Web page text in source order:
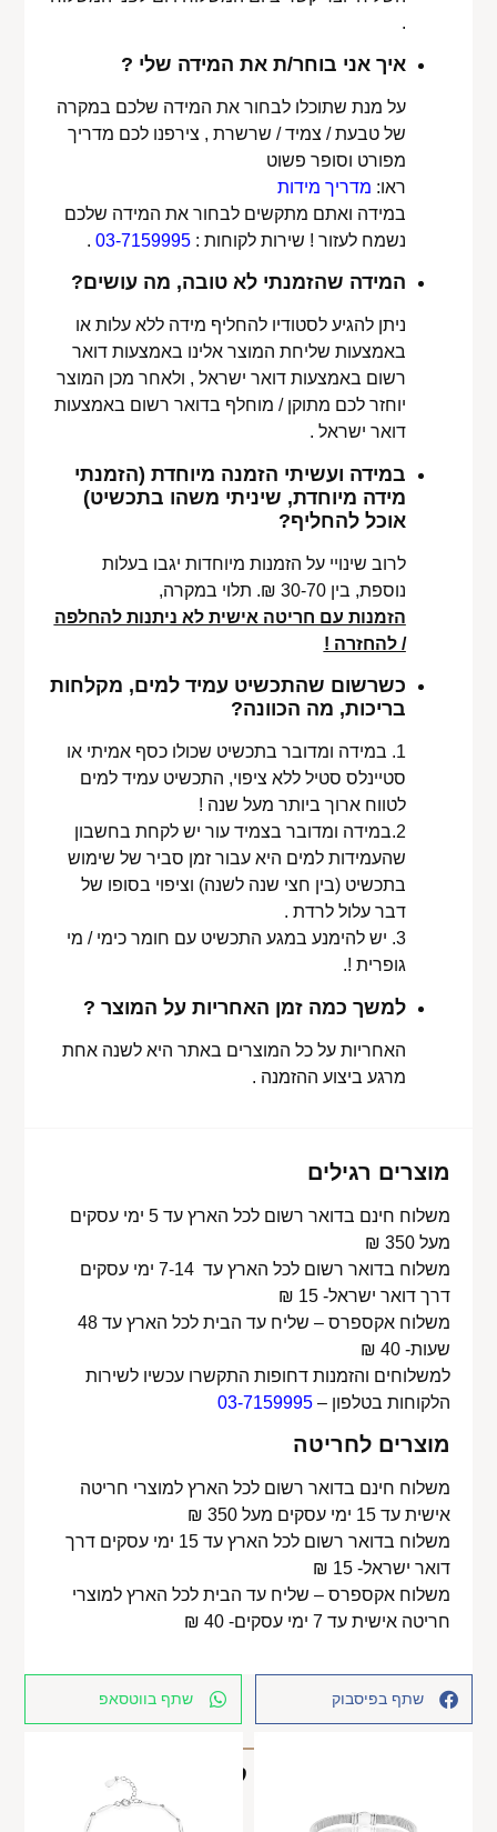
.
איך אני בוחר/ת את המידה שלי ?
על מנת שתוכלו לבחור את המידה שלכם במקרה
של טבעת / צמיד / שרשרת , צירפנו לכם מדריך
מפורט וסופר פשוט
ראו: מדריך מידות
במידה ואתם מתקשים לבחור את המידה שלכם
נשמח לעזור ! שירות לקוחות :03-7159995
.
המידה שהזמנתי לא טובה, מה עושים?
ניתן להגיע לסטודיו להחליף מידה ללא עלות או
באמצעות שליחת המוצר אלינו באמצעות דואר
רשום באמצעות דואר ישראל , ולאחר מכן המוצר
יוחזר לכם מתוקן / מוחלף בדואר רשום באמצעות
דואר ישראל .
במידה ועשיתי הזמנה מיוחדת (הזמנתי
מידה מיוחדת, שיניתי משהו בתכשיט)
אוכל להחליף?
לרוב שינויי על הזמנות מיוחדות יגבו בעלות
נוספת, בין 30-70 ₪. תלוי במקרה,
הזמנות עם חריטה אישית לא ניתנות להחלפה
/ להחזרה !
כשרשום שהתכשיט עמיד למים, מקלחות
בריכות, מה הכוונה?
1. במידה ומדובר בתכשיט שכולו כסף אמיתי או
סטיינלס סטיל ללא ציפוי, התכשיט עמיד למים
לטווח ארוך ביותר מעל שנה !
2.במידה ומדובר בצמיד עור יש לקחת בחשבון
שהעמידות למים היא עבור זמן סביר של שימוש
בתכשיט (בין חצי שנה לשנה) וציפוי בסופו של
דבר עלול לרדת .
3. יש להימנע במגע התכשיט עם חומר כימי / מי
גופרית !.
למשך כמה זמן האחריות על המוצר ?
האחריות על כל המוצרים באתר היא לשנה אחת
מרגע ביצוע ההזמנה .
מוצרים רגילים
משלוח חינם בדואר רשום לכל הארץ עד 5 ימי עסקים
מעל 350 ₪
משלוח בדואר רשום לכל הארץ עד 7-14 ימי עסקים
דרך דואר ישראל- 15 ₪
משלוח אקספרס – שליח עד הבית לכל הארץ עד 48
שעות- 40 ₪
למשלוחים והזמנות דחופות התקשרו עכשיו לשירות
הלקוחות בטלפון –03-7159995
מוצרים לחריטה
משלוח חינם בדואר רשום לכל הארץ למוצרי חריטה
אישית עד 15 ימי עסקים מעל 350 ₪
משלוח בדואר רשום לכל הארץ עד 15 ימי עסקים דרך
דואר ישראל- 15 ₪
משלוח אקספרס – שליח עד הבית לכל הארץ למוצרי
חריטה אישית עד 7 ימי עסקים- 40 ₪
שתף בפיסבוק שתף בווטסאפ
מוצרים קשורים